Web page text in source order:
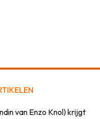
van Enzo Knol) krijgt